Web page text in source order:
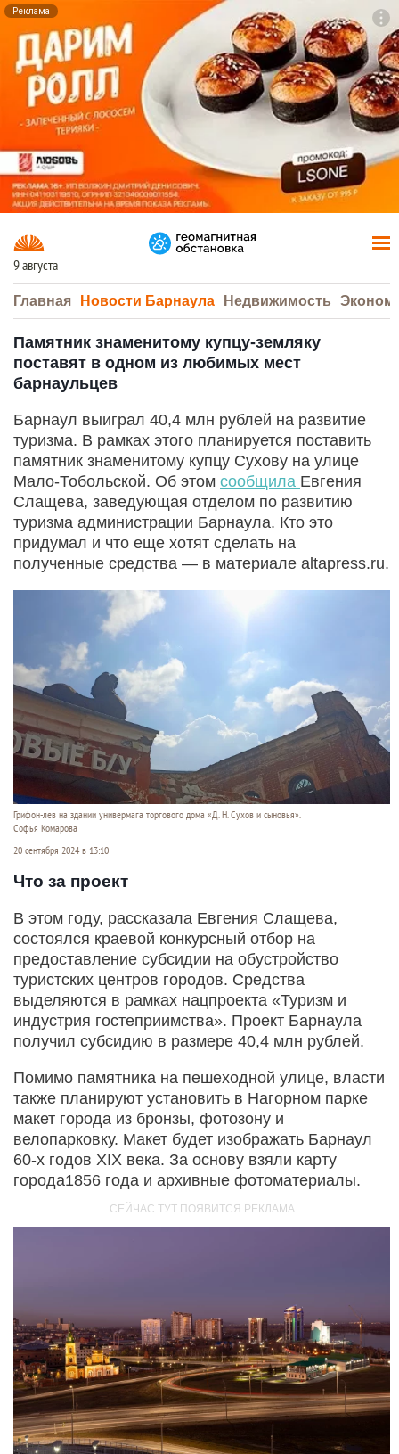
Реклама
9 августа
Главная Новости Барнаула Недвижимость
Памятник знаменитому купцу-земляку
поставят в одном из любимых мест
барнаульцев
Барнаул выиграл 40,4 млн рублей на развитие
туризма. В рамках этого планируется поставить
памятник знаменитому купцу Сухову на улице
Мало-Тобольской. Об этом сообщила Евгения
Слащева, заведующая отделом по развитию
туризма администрации Барнаула. Кто это
придумал и что еще хотят сделать на
полученные средства — в материале altapress.ru.
Грифон-лев на здании универмага торгового дома «Д. Н. Сухов и сыновья».
Софья Комарова
20 сентября 2024 в 13:10
Что за проект
В этом году, рассказала Евгения Слащева,
состоялся краевой конкурсный отбор на
предоставление субсидии на обустройство
туристских центров городов. Средства
выделяются в рамках нацпроекта «Туризм и
индустрия гостеприимства». Проект Барнаула
получил субсидию в размере 40,4 млн рублей.
Помимо памятника на пешеходной улице, власти
также планируют установить в Нагорном парке
макет города из бронзы, фотозону и
велопарковку. Макет будет изображать Барнаул
60-х годов XIX века. За основу взяли карту
города1856 года и архивные фотоматериалы.